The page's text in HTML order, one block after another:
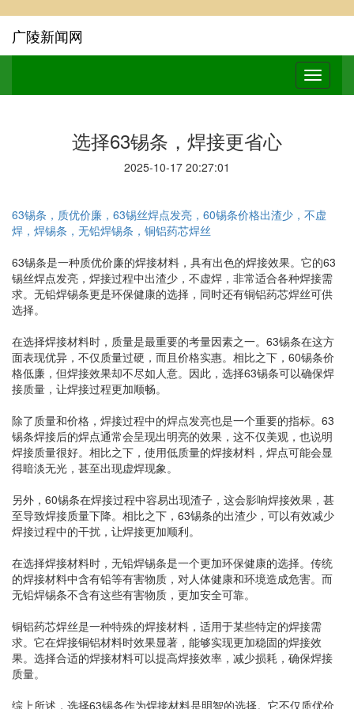
广陵新闻网
选择63锡条，焊接更省心
2025-10-17 20:27:01
63锡条，质优价廉，63锡丝焊点发亮，60锡条价格出渣少，不虚
焊，焊锡条，无铅焊锡条，铜铝药芯焊丝
63锡条是一种质优价廉的焊接材料，具有出色的焊接效果。它的63
锡丝焊点发亮，焊接过程中出渣少，不虚焊，非常适合各种焊接需
求。无铅焊锡条更是环保健康的选择，同时还有铜铝药芯焊丝可供
选择。
在选择焊接材料时，质量是最重要的考量因素之一。63锡条在这方
面表现优异，不仅质量过硬，而且价格实惠。相比之下，60锡条价
格低廉，但焊接效果却不尽如人意。因此，选择63锡条可以确保焊
接质量，让焊接过程更加顺畅。
除了质量和价格，焊接过程中的焊点发亮也是一个重要的指标。63
锡条焊接后的焊点通常会呈现出明亮的效果，这不仅美观，也说明
焊接质量很好。相比之下，使用低质量的焊接材料，焊点可能会显
得暗淡无光，甚至出现虚焊现象。
另外，60锡条在焊接过程中容易出现渣子，这会影响焊接效果，甚
至导致焊接质量下降。相比之下，63锡条的出渣少，可以有效减少
焊接过程中的干扰，让焊接更加顺利。
在选择焊接材料时，无铅焊锡条是一个更加环保健康的选择。传统
的焊接材料中含有铅等有害物质，对人体健康和环境造成危害。而
无铅焊锡条不含有这些有害物质，更加安全可靠。
铜铝药芯焊丝是一种特殊的焊接材料，适用于某些特定的焊接需
求。它在焊接铜铝材料时效果显著，能够实现更加稳固的焊接效
果。选择合适的焊接材料可以提高焊接效率，减少损耗，确保焊接
质量。
综上所述，选择63锡条作为焊接材料是明智的选择。它不仅质优价